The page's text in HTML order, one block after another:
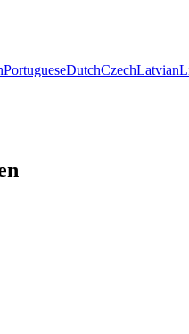
PortugueseDutchCzechLatvian